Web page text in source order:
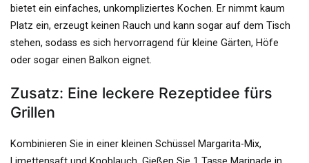
bietet ein einfaches, unkompliziertes Kochen. Er nimmt kaum
Platz ein, erzeugt keinen Rauch und kann sogar auf dem Tisch
stehen, sodass es sich hervorragend für kleine Gärten, Höfe
oder sogar einen Balkon eignet.
Zusatz: Eine leckere Rezeptidee fürs
Grillen
Kombinieren Sie in einer kleinen Schüssel Margarita-Mix,